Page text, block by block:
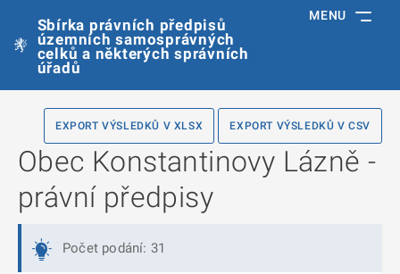
Sbírka právních předpisů
územních samosprávných
celků a některých správních
úřadů
MENU
EXPORT VÝSLEDKŮ V XLSX EXPORT VÝSLEDKŮ V CSV
Obec Konstantinovy Lázně -
právní předpisy
Počet podání: 31